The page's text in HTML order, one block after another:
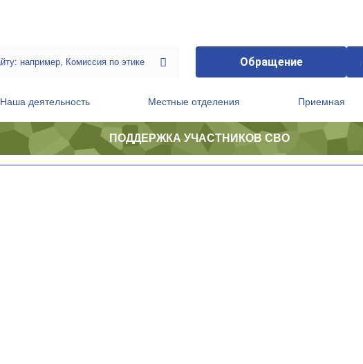
Обращение
Наша деятельность Местные отделения Приемная
ПОДДЕРЖКА УЧАСТНИКОВ СВО